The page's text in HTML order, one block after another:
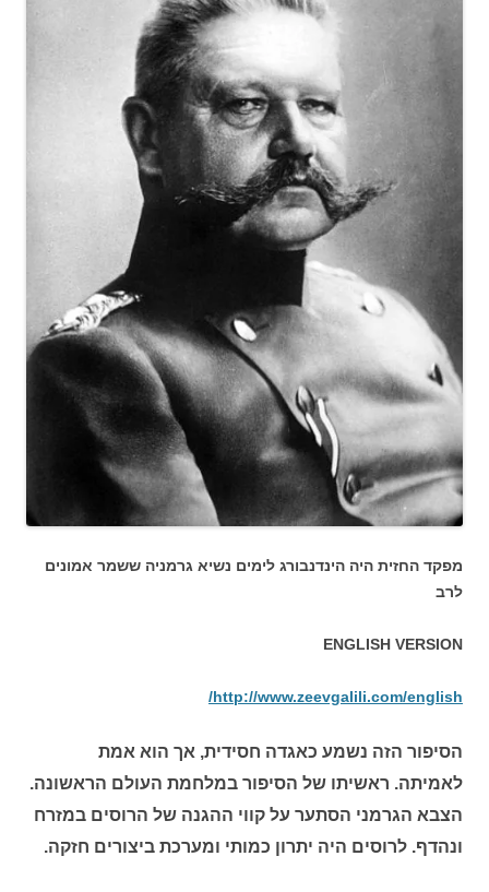
מפקד החזית היה הינדנבורג לימים נשיא גרמניה ששמר אמונים
לרב
ENGLISH VERSION
http://www.zeevgalili.com/english/
הסיפור הזה נשמע כאגדה חסידית, אך הוא אמת
לאמיתה. ראשיתו של הסיפור במלחמת העולם הראשונה.
הצבא הגרמני הסתער על קווי ההגנה של הרוסים במזרח
ונהדף. לרוסים היה יתרון כמותי ומערכת ביצורים חזקה.